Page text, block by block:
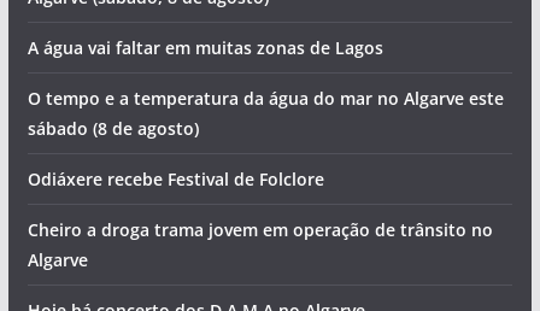
A água vai faltar em muitas zonas de Lagos
O tempo e a temperatura da água do mar no Algarve este
sábado (8 de agosto)
Odiáxere recebe Festival de Folclore
Cheiro a droga trama jovem em operação de trânsito no
Algarve